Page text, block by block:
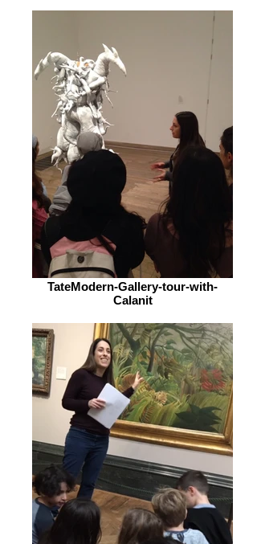
TateModern-Gallery-tour-with-
Calanit